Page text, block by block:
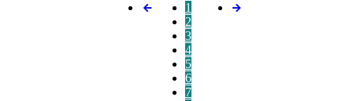
1
2
3
4
5
6
7